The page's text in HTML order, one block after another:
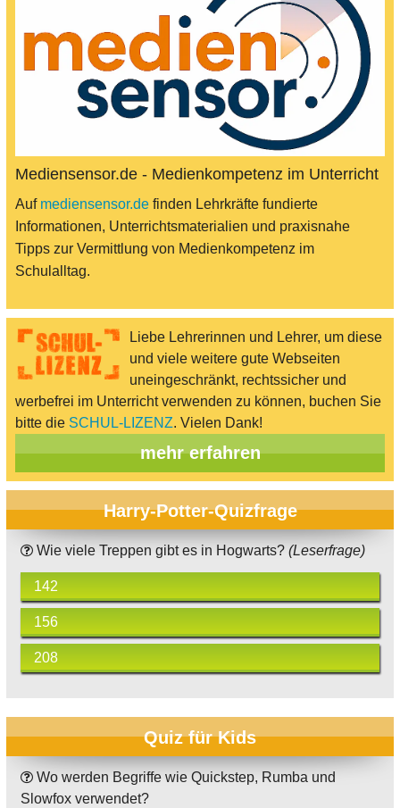
Mediensensor.de - Medienkompetenz im Unterricht
Auf mediensensor.de finden Lehrkräfte fundierte
Informationen, Unterrichtsmaterialien und praxisnahe
Tipps zur Vermittlung von Medienkompetenz im
Schulalltag.
Liebe Lehrerinnen und Lehrer, um diese
und viele weitere gute Webseiten
uneingeschränkt, rechtssicher und
werbefrei im Unterricht verwenden zu können, buchen Sie
bitte die SCHUL-LIZENZ. Vielen Dank!
mehr erfahren
Harry-Potter-Quizfrage
Wie viele Treppen gibt es in Hogwarts? (Leserfrage)
142
156
208
Quiz für Kids
Wo werden Begriffe wie Quickstep, Rumba und
Slowfox verwendet?